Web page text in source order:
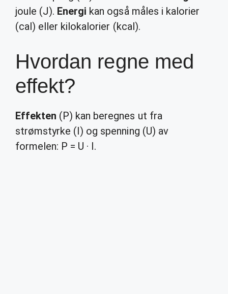
joule (J). Energi kan også måles i kalorier
(cal) eller kilokalorier (kcal).
Hvordan regne med
effekt?
Effekten (P) kan beregnes ut fra
strømstyrke (I) og spenning (U) av
formelen: P = U · I.